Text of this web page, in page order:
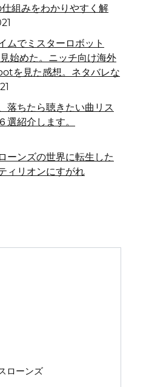
組みをわかりやすく解
ムでミスターロボット
始めた。ニッチ向け海外
を見た感想。ネタバレな
落ちたら聴きたい曲リス
選紹介します。
ーンズの世界に転生した
ィリオンにすがれ
ローンズ